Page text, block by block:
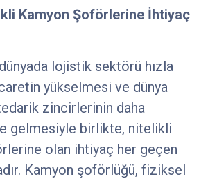
Kamyon Şoförlerine İhtiyaç
lojistik sektörü hızla
yükselmesi ve dünya
zincirlerinin daha
gelmesiyle birlikte, nitelikli
olan ihtiyaç her geçen
Kamyon şoförlüğü, fiziksel